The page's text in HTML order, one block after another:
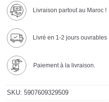
Livraison partout au Maroc !
Livré en 1-2 jours ouvrables
Paiement à la livraison.
SKU: 5907609329509